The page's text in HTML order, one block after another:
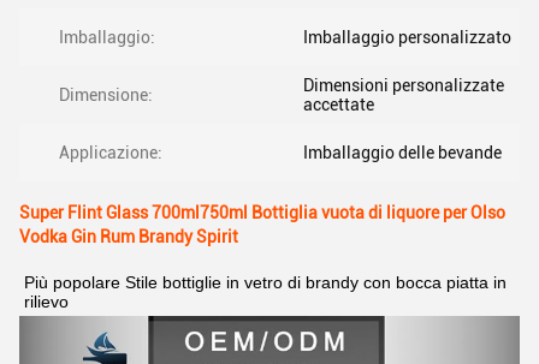
Imballaggio: Imballaggio personalizzato
Dimensione:
Dimensioni personalizzate
accettate
Applicazione: Imballaggio delle bevande
Super Flint Glass 700ml750ml Bottiglia vuota di liquore per Olso
Vodka Gin Rum Brandy Spirit
Più popolare Stile bottiglie in vetro di brandy con bocca piatta in
rilievo